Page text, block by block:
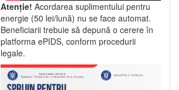
Atenție! Acordarea suplimentului pentru
energie (50 lei/lună) nu se face automat.
Beneficiarii trebuie să depună o cerere în
platforma ePIDS, conform procedurii
legale.